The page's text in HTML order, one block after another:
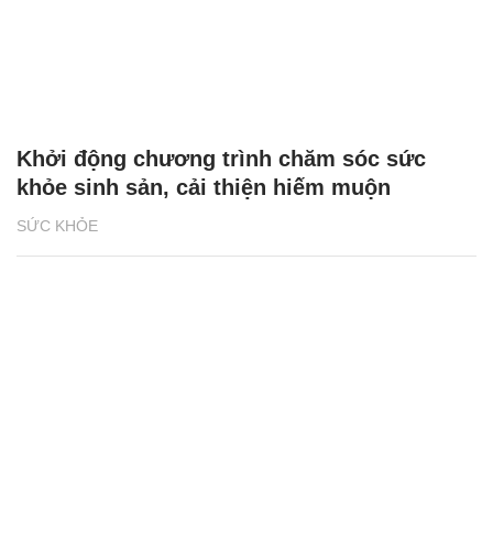
SỨC KHỎE
Khởi động chương trình chăm sóc sức
khỏe sinh sản, cải thiện hiếm muộn